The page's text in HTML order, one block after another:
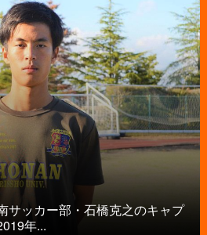
サッカー部・石橋克之のキャプ
年...